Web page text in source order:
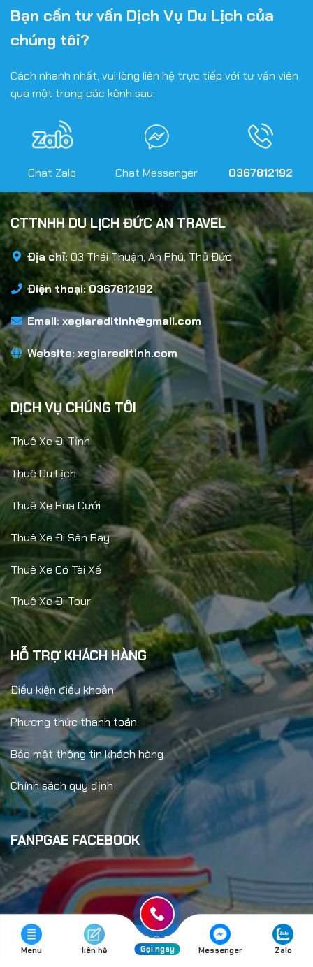
Bạn cần tư vấn Dịch Vụ Du Lịch của
chúng tôi?
Cách nhanh nhất, vui lòng liên hệ trực tiếp với tư vấn viên
qua một trong các kênh sau:
Chat Zalo Chat Messenger 0367812192
CTTNHH DU LỊCH ĐỨC AN TRAVEL
Địa chỉ:03 Thái Thuận, An Phú, Thủ Đức
Điện thoại: 0367812192
Email: xegiareditinh@gmail.com
Website: xegiareditinh.com
DỊCH VỤ CHÚNG TÔI
Thuê Xe Đi Tỉnh
Thuê Du Lịch
Thuê Xe Hoa Cưới
Thuê Xe Đi Sân Bay
Thuê Xe Có Tài Xế
Thuê Xe Đi Tour
HỖ TRỢ KHÁCH HÀNG
Điều kiện điều khoản
Phương thức thanh toán
Bảo mật thông tin khách hàng
Chính sách quy định
FANPGAE FACEBOOK
Copyright 2026 ©Đức An Travel
Menu liên hệ Gọi ngay Messenger Zalo